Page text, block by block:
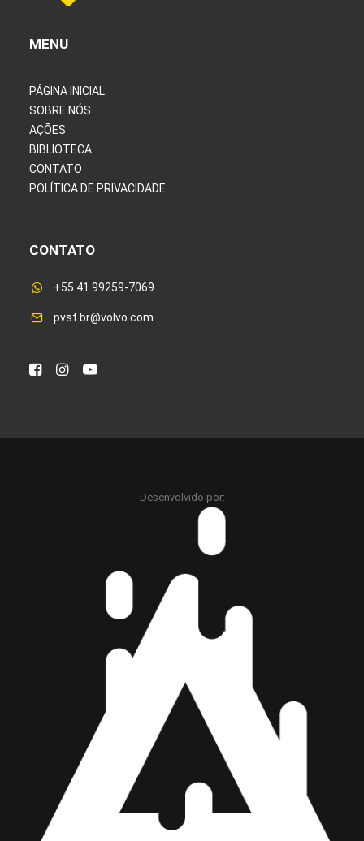
MENU
PÁGINA INICIAL
SOBRE NÓS
AÇÕES
BIBLIOTECA
CONTATO
POLÍTICA DE PRIVACIDADE
CONTATO
+55 41 99259-7069
pvst.br@volvo.com
Desenvolvido por: